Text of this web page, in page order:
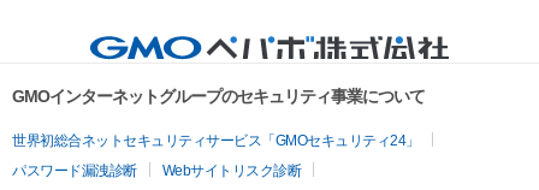
GMOインターネットグループのセキュリティ事業について
世界初総合ネットセキュリティサービス「GMOセキュリティ24」
パスワード漏洩診断
Webサイトリスク診断